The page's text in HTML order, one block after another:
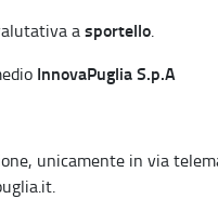
asportello.
InnovaPuglia S.p.A
unicamente in via